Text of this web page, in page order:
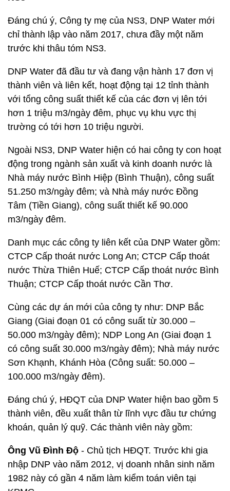
Đáng chú ý, Công ty mẹ của NS3, DNP Water mới
chỉ thành lập vào năm 2017, chưa đầy một năm
trước khi thâu tóm NS3.
DNP Water đã đầu tư và đang vận hành 17 đơn vị
thành viên và liên kết, hoạt động tại 12 tỉnh thành
với tổng công suất thiết kế của các đơn vị lên tới
hơn 1 triệu m3/ngày đêm, phục vụ khu vực thị
trường có tới hơn 10 triệu người.
Ngoài NS3, DNP Water hiện có hai công ty con hoạt
động trong ngành sản xuất và kinh doanh nước là
Nhà máy nước Bình Hiệp (Bình Thuận), công suất
51.250 m3/ngày đêm; và Nhà máy nước Đồng
Tâm (Tiền Giang), công suất thiết kế 90.000
m3/ngày đêm.
Danh mục các công ty liên kết của DNP Water gồm:
CTCP Cấp thoát nước Long An; CTCP Cấp thoát
nước Thừa Thiên Huế; CTCP Cấp thoát nước Bình
Thuận; CTCP Cấp thoát nước Cần Thơ.
Cùng các dự án mới của công ty như: DNP Bắc
Giang (Giai đoạn 01 có công suất từ 30.000 –
50.000 m3/ngày đêm); NDP Long An (Giai đoạn 1
có công suất 30.000 m3/ngày đêm); Nhà máy nước
Sơn Khạnh, Khánh Hòa (Công suất: 50.000 –
100.000 m3/ngày đêm).
Đáng chú ý, HĐQT của DNP Water hiện bao gồm 5
thành viên, đều xuất thân từ lĩnh vực đầu tư chứng
khoán, quản lý quỹ. Các thành viên này gồm:
Ông Vũ Đình Độ - Chủ tịch HĐQT. Trước khi gia
nhập DNP vào năm 2012, vị doanh nhân sinh năm
1982 này có gần 4 năm làm kiểm toán viên tại